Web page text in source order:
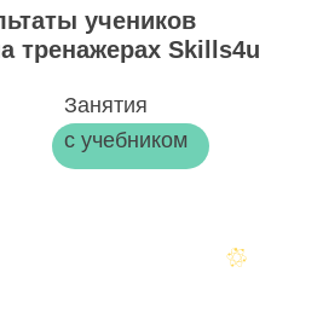
учеников
тренажерах Skills4u
Занятия
с учебником